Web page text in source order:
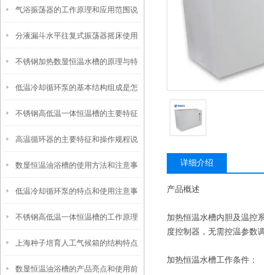
些？
气浴振荡器的工作原理和应用范围说
明
分液漏斗水平往复式振荡器摇床使用
时需要注意这几点
不锈钢加热数显恒温水槽的原理与特
点是怎样的？
低温冷却循环泵的基本结构组成是怎
样的？
不锈钢高低温一体恒温槽的主要特征
和使用要点说明
高温循环器的主要特征和操作规程说
明
数显恒温油浴槽的使用方法和注意事
项
低温冷却循环泵的特点和使用注意事
项
不锈钢高低温一体恒温槽的工作原理
和控制系统介绍
上海种子培育人工气候箱的结构特点
与优势介绍
数显恒温油浴槽的产品亮点和使用前
详细介绍
产品概述
加热恒温水槽内胆及温控
度控制器，无需控温参数
加热恒温水槽工作条件：